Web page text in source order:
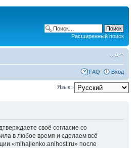
Расширенный поиск
FAQ Вход
Язык:
своё согласие со
в любое время и сделаем всё
«mihajlenko.anihost.ru» после